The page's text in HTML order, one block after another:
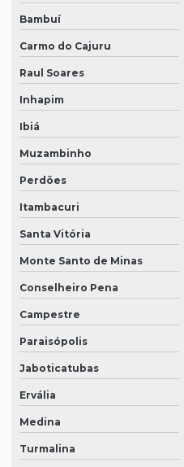
Bambuí
Carmo do Cajuru
Raul Soares
Inhapim
Ibiá
Muzambinho
Perdões
Itambacuri
Santa Vitória
Monte Santo de Minas
Conselheiro Pena
Campestre
Paraisópolis
Jaboticatubas
Ervália
Medina
Turmalina